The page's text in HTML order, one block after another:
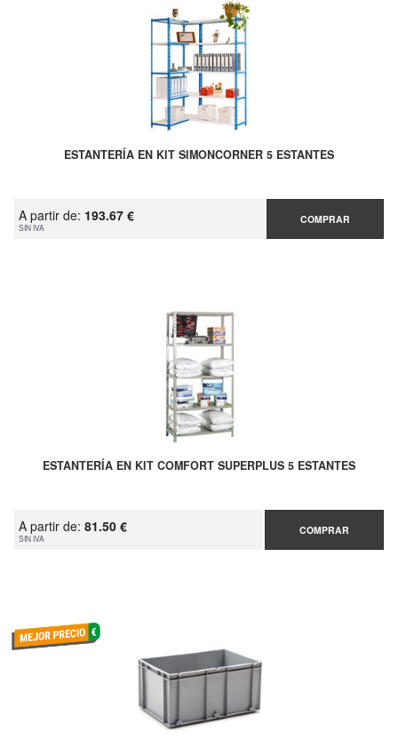
ESTANTERÍA EN KIT SIMONCORNER 5 ESTANTES
A partir de: 193.67 €
SIN IVA
COMPRAR
ESTANTERÍA EN KIT COMFORT SUPERPLUS 5 ESTANTES
A partir de: 81.50 €
SIN IVA
COMPRAR